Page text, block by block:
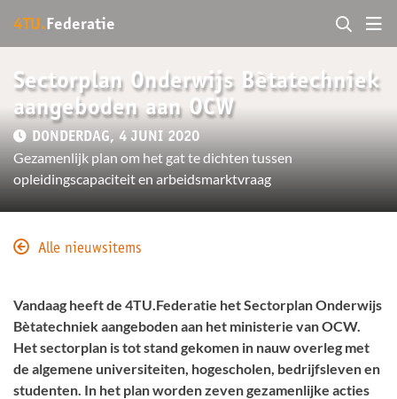
4TU. Federatie
Sectorplan Onderwijs Bètatechniek
aangeboden aan OCW
DONDERDAG, 4 JUNI 2020
Gezamenlijk plan om het gat te dichten tussen
opleidingscapaciteit en arbeidsmarktvraag
Alle nieuwsitems
Vandaag heeft de 4TU.Federatie het Sectorplan Onderwijs
Bètatechniek aangeboden aan het ministerie van OCW.
Het sectorplan is tot stand gekomen in nauw overleg met
de algemene universiteiten, hogescholen, bedrijfsleven en
studenten. In het plan worden zeven gezamenlijke acties